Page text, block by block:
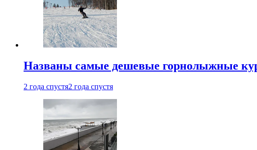
Названы самые дешевые горнолыжные
2 года спустя2 года спустя